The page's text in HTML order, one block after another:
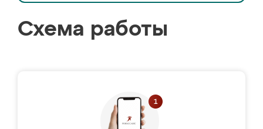
Схема работы